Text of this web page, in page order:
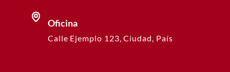
Oficina
Calle Ejemplo 123, Ciudad, País